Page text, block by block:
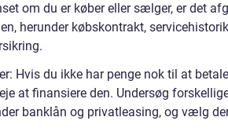
om du er køber eller sælger, er det
herunder købskontrakt,
Hvis du ikke har penge nok til at betale
at finansiere den. Undersøg
banklån og privatleasing, og vælg